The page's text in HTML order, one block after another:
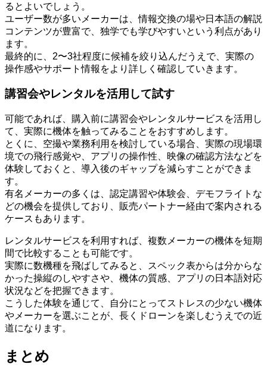
るとよいでしょう。
ユーザー数が多いメーカーは、情報交換の場や日本語の解説
コンテンツが豊富で、独学でも学びやすいという利点があり
ます。
最終的に、2〜3社程度に候補を絞り込んだうえで、実際の
操作感やサポート情報をより詳しく確認していきます。
講習会やレンタルを活用して試す
可能であれば、購入前に講習会やレンタルサービスを活用し
て、実際に機体を触ってみることをおすすめします。
とくに、空撮や業務利用を検討している場合、実際の現場環
境での飛行感覚や、アプリの操作性、映像の確認方法などを
体験しておくと、導入後のギャップを減らすことができま
す。
有名メーカーの多くは、認定講習や体験会、デモフライトな
どの機会を提供しており、販売パートナー経由で案内される
ケースもあります。
レンタルサービスを利用すれば、複数メーカーの機体を短期
間で比較することも可能です。
実際に数機種を飛ばしてみると、スペック表からは分からな
かった操縦のしやすさや、機体の質感、アプリの日本語対応
状況などを把握できます。
こうした体験を通じて、自分にとってストレスの少ない機体
やメーカーを選ぶことが、長くドローンを楽しむうえでの近
道になります。
まとめ